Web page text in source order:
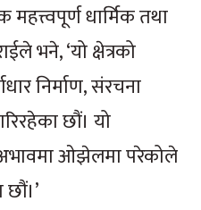
महत्त्वपूर्ण धार्मिक तथा
भने, ‘यो क्षेत्रको
निर्माण, संरचना
छौं। यो
अभावमा ओझेलमा परेकोले